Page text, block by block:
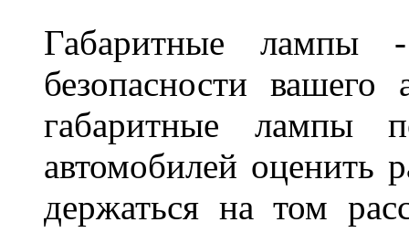
Габаритные лампы
безопасности
габаритные лампы
автомобилей оценить
держаться на том